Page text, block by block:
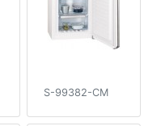
S-99382-CM